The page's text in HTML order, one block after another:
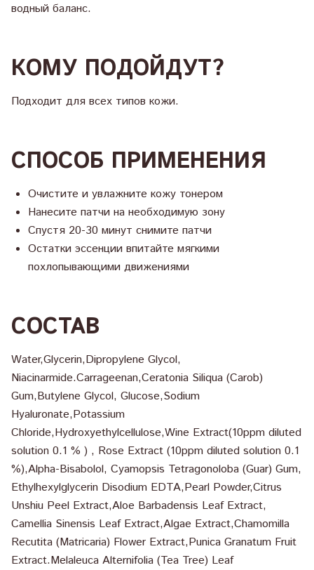
водный баланс.
КОМУ ПОДОЙДУТ?
Подходит для всех типов кожи.
СПОСОБ ПРИМЕНЕНИЯ
Очистите и увлажните кожу тонером
Нанесите патчи на необходимую зону
Спустя 20-30 минут снимите патчи
Остатки эссенции впитайте мягкими
похлопывающими движениями
СОСТАВ
Water,Glycerin,Dipropylene Glycol,
Niacinarmide.Carrageenan,Ceratonia Siliqua (Carob)
Gum,Butylene Glycol, Glucose,Sodium
Hyaluronate,Potassium
Chloride,Hydroxyethylcellulose,Wine Extract(10ppm diluted
solution 0.1 % ) , Rose Extract (10ppm diluted solution 0.1
%),Alpha-Bisabolol, Cyamopsis Tetragonoloba (Guar) Gum,
Ethylhexylglycerin Disodium EDTA,Pearl Powder,Citrus
Unshiu Peel Extract,Aloe Barbadensis Leaf Extract,
Camellia Sinensis Leaf Extract,Algae Extract,Chamomilla
Recutita (Matricaria) Flower Extract,Punica Granatum Fruit
Extract.Melaleuca Alternifolia (Tea Tree) Leaf